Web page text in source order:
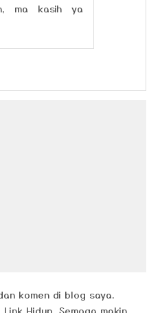
ma kasih ya
komen di blog saya.